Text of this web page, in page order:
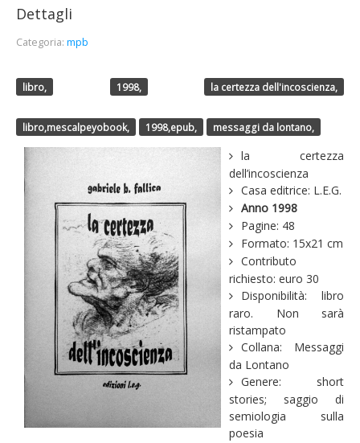
deliquio
Putìa
Autoproduzione
Ricerca
Contatti
Dettagli
Categoria: mpb
libro, 1998, la certezza dell'incoscienza,
libro,mescalpeyobook, 1998,epub, messaggi da lontano,
la certezza
dell’incoscienza
Casa editrice: L.E.G.
Anno 1998
Pagine: 48
Formato: 15x21 cm
Contributo
richiesto: euro 30
Disponibilità: libro
raro. Non sarà
ristampato
Collana: Messaggi
da Lontano
Genere: short
stories; saggio di
semiologia sulla
poesia